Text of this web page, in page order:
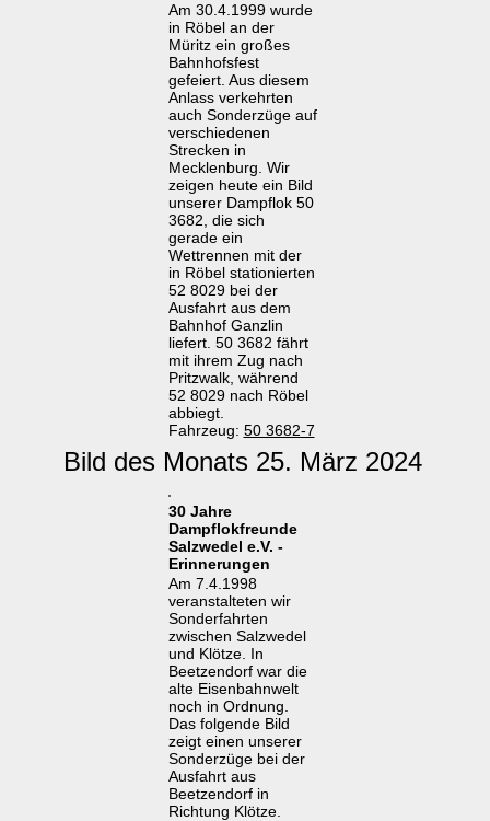
Am 30.4.1999 wurde
in Röbel an der
Müritz ein großes
Bahnhofsfest
gefeiert. Aus diesem
Anlass verkehrten
auch Sonderzüge auf
verschiedenen
Strecken in
Mecklenburg. Wir
zeigen heute ein Bild
unserer Dampflok 50
3682, die sich
gerade ein
Wettrennen mit der
in Röbel stationierten
52 8029 bei der
Ausfahrt aus dem
Bahnhof Ganzlin
liefert. 50 3682 fährt
mit ihrem Zug nach
Pritzwalk, während
52 8029 nach Röbel
abbiegt.
Fahrzeug: 50 3682-7
Bild des Monats 25. März 2024
30 Jahre
Dampflokfreunde
Salzwedel e.V. -
Erinnerungen
Am 7.4.1998
veranstalteten wir
Sonderfahrten
zwischen Salzwedel
und Klötze. In
Beetzendorf war die
alte Eisenbahnwelt
noch in Ordnung.
Das folgende Bild
zeigt einen unserer
Sonderzüge bei der
Ausfahrt aus
Beetzendorf in
Richtung Klötze.